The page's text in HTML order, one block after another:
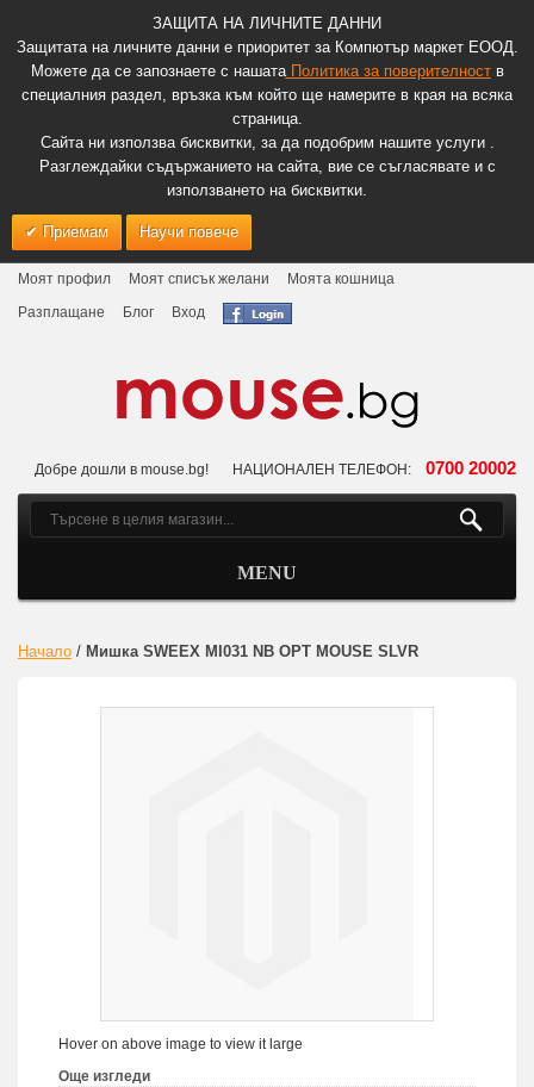
ЗАЩИТА НА ЛИЧНИТЕ ДАННИ
Защитата на личните данни е приоритет за Компютър маркет ЕООД.
Можете да се запознаете с нашатаПолитика за поверителноств
специалния раздел, връзка към който ще намерите в края на всяка
страница.
Сайта ни използва бисквитки, за да подобрим нашите услуги .
Разглеждайки съдържанието на сайта, вие се съгласявате и с
използването на бисквитки.
Приемам Научи повече
Моят профил Моят списък желани
Моята кошница
Разплащане
Блог Вход
Добре дошли в mouse.bg! НАЦИОНАЛЕН ТЕЛЕФОН: 0700 20002
MENU
Начало / Мишка SWEEX MI031 NB OPT MOUSE SLVR
Hover on above image to view it large
Още изгледи